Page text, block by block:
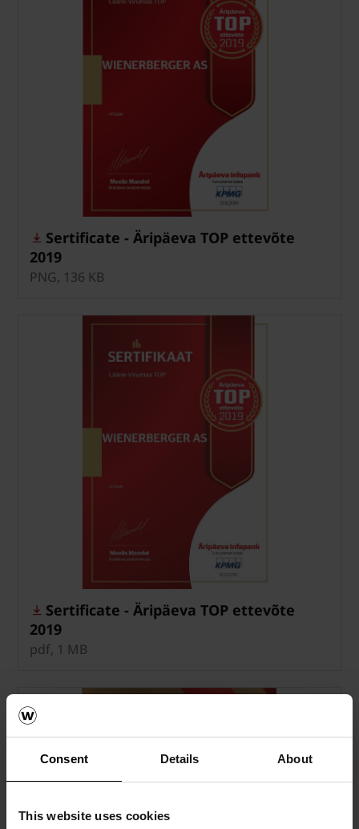
Consent Details About
This website uses cookies
Sertificate - Äripäeva TOP ettevõte
2019
PNG, 136 KB
Sertificate - Äripäeva TOP ettevõte
2019
pdf, 1 MB